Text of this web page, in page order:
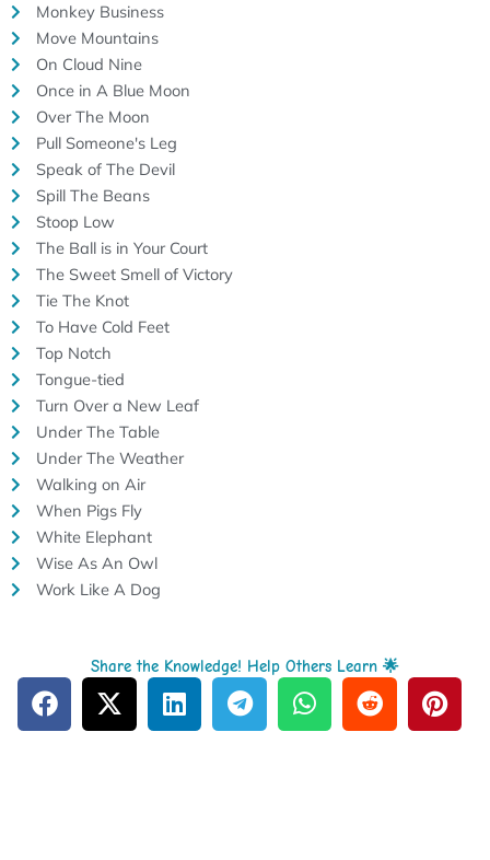
Monkey Business
Move Mountains
On Cloud Nine
Once in A Blue Moon
Over The Moon
Pull Someone's Leg
Speak of The Devil
Spill The Beans
Stoop Low
The Ball is in Your Court
The Sweet Smell of Victory
Tie The Knot
To Have Cold Feet
Top Notch
Tongue-tied
Turn Over a New Leaf
Under The Table
Under The Weather
Walking on Air
When Pigs Fly
White Elephant
Wise As An Owl
Work Like A Dog
Share the Knowledge! Help Others Learn 🌟